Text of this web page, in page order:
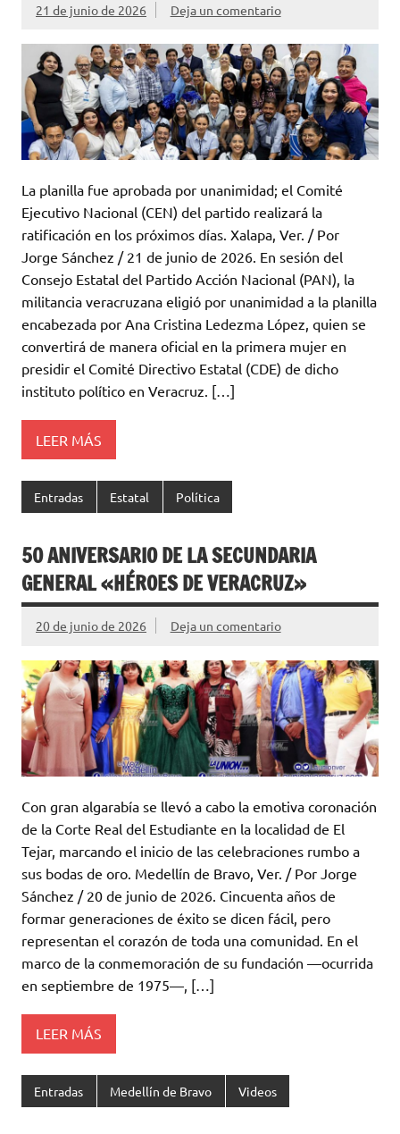
21 de junio de 2026 Deja un comentario
La planilla fue aprobada por unanimidad; el Comité
Ejecutivo Nacional (CEN) del partido realizará la
ratificación en los próximos días. Xalapa, Ver. / Por
Jorge Sánchez / 21 de junio de 2026. En sesión del
Consejo Estatal del Partido Acción Nacional (PAN), la
militancia veracruzana eligió por unanimidad a la planilla
encabezada por Ana Cristina Ledezma López, quien se
convertirá de manera oficial en la primera mujer en
presidir el Comité Directivo Estatal (CDE) de dicho
instituto político en Veracruz. […]
LEER MÁS
Entradas Estatal Política
50 ANIVERSARIO DE LA SECUNDARIA
GENERAL «HÉROES DE VERACRUZ»
20 de junio de 2026 Deja un comentario
Con gran algarabía se llevó a cabo la emotiva coronación
de la Corte Real del Estudiante en la localidad de El
Tejar, marcando el inicio de las celebraciones rumbo a
sus bodas de oro. Medellín de Bravo, Ver. / Por Jorge
Sánchez / 20 de junio de 2026. Cincuenta años de
formar generaciones de éxito se dicen fácil, pero
representan el corazón de toda una comunidad. En el
marco de la conmemoración de su fundación —ocurrida
en septiembre de 1975—, […]
LEER MÁS
Entradas Medellín de Bravo Videos